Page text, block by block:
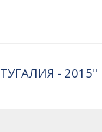
- 2015"